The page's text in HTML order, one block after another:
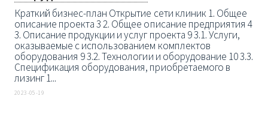
Краткий бизнес-план Открытие сети клиник 1. Общее
описание проекта 3 2. Общее описание предприятия 4
3. Описание продукции и услуг проекта 9 3.1. Услуги,
оказываемые с использованием комплектов
оборудования 9 3.2. Технологии и оборудование 10 3.3.
Спецификация оборудования, приобретаемого в
лизинг 1...
2023-05-19